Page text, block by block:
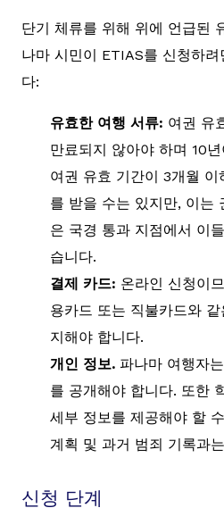
단기 체류를 위해 위에 언급된
나마 시민이 ETIAS를 신청하려
다:
유효한 여행 서류: 여권 유
만료되지 않아야 하며 10
여권 유효 기간이 3개월
를 받을 수는 있지만, 이는
은 국경 통과 지점에서 이
습니다.
결제 카드: 온라인 신청이
용카드 또는 직불카드와
지해야 합니다.
개인 정보. 파나마 여행자
를 공개해야 합니다. 또한
세부 정보를 제공해야 할
계획 및 과거 범죄 기록과
신청 단계